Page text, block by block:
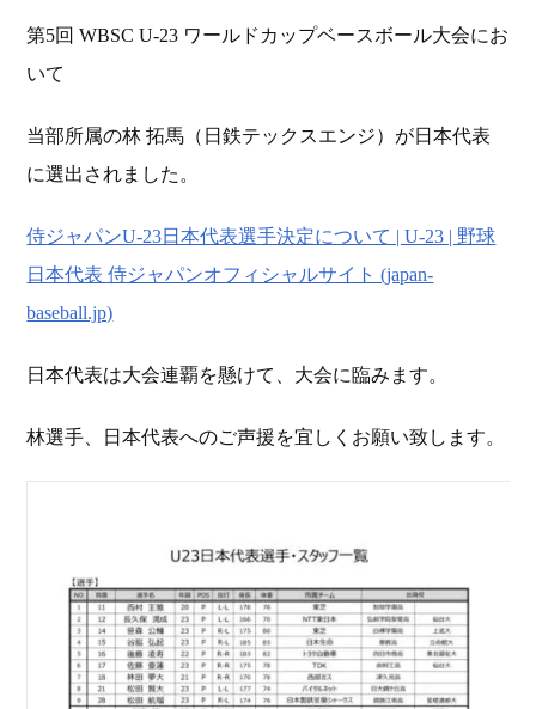
第5回 WBSC U-23 ワールドカップベースボール大会にお
いて
当部所属の林 拓馬（日鉄テックスエンジ）が日本代表
に選出されました。
侍ジャパンU-23日本代表選手決定について | U-23 | 野球
日本代表 侍ジャパンオフィシャルサイト (japan-
baseball.jp)
日本代表は大会連覇を懸けて、大会に臨みます。
林選手、日本代表へのご声援を宜しくお願い致します。